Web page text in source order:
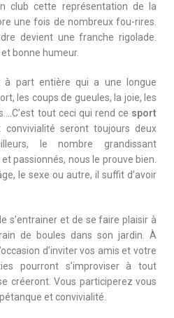
club cette représentation de la
une fois de nombreux fou-rires.
devient une franche rigolade.
bonne humeur.
à part entière qui a une longue
les coups de gueules, la joie, les
tout ceci qui rend ce sport
convivialité seront toujours deux
le nombre grandissant
passionnés, nous le prouve bien.
le sexe ou autre, il suffit d’avoir
s’entrainer et de se faire plaisir à
de boules dans son jardin. À
d’inviter vos amis et votre
pourront s’improviser à tout
créeront. Vous participerez vous
et convivialité.